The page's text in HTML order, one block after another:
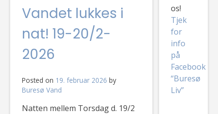
Vandet lukkes i
nat! 19-20/2-
2026
Posted on 19. februar 2026 by
Buresø Vand
Natten mellem Torsdag d. 19/2
os!
Tjek
for
info
på
Facebook
“Buresø
Liv”